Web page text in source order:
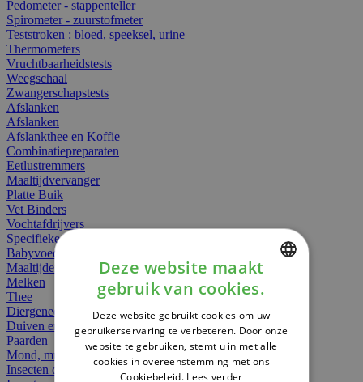
Pedometer - stappenteller
Spirometer - zuurstofmeter
Teststroken : bloed, speeksel, urine
Thermometers
Vruchtbaarheidstests
Weegschaal
Zwangerschapstests
Afslanken
Afslanken
Afslankthee en Koffie
Combinatiepreparaten
Eetlustremmers
Maaltijdvervanger
Platte Buik
Vet Binders
Vochtafdrijvers
Specifieke Voeding
Babyvoeding
Maaltijden
Melken
Thee
Diergeneesmiddelen
Duiven en vogels
Paarden
Mond, muil of snavel
Insecten dieren
DUTCH
FRENCH
ENGLISH
Deze website maakt
gebruik van cookies.
Deze website gebruikt cookies om uw
gebruikerservaring te verbeteren. Door onze
website te gebruiken, stemt u in met alle
cookies in overeenstemming met ons
Cookiebeleid. Lees verder